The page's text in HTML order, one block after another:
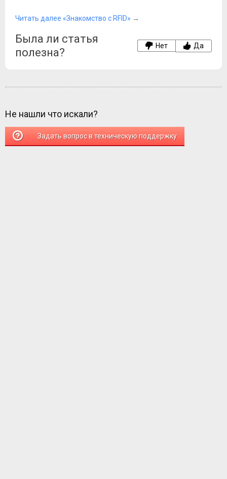
Читать далее «Знакомство с RFID» →
Была ли статья
полезна?
Нет Да
Не нашли что искали?
Задать вопрос в техническую поддержку